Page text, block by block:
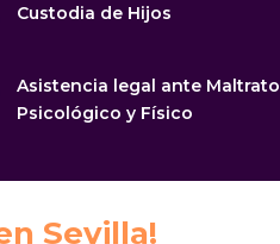
Custodia de Hijos
Asistencia legal ante Maltrato
Psicológico y Físico
Sevilla!